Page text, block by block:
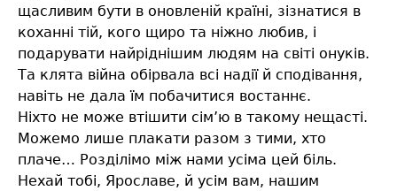
щасливим бути в оновленій країні, зізнатися в
коханні тій, кого щиро та ніжно любив, і
подарувати найріднішим людям на світі онуків.
Та клята війна обірвала всі надії й сподівання,
навіть не дала їм побачитися востаннє.
Ніхто не може втішити сім’ю в такому нещасті.
Можемо лише плакати разом з тими, хто
плаче… Розділімо між нами усіма цей біль.
Нехай тобі, Ярославе, й усім вам, нашим